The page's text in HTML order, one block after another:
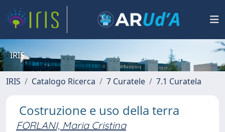
IRIS
IRIS Catalogo Ricerca 7 Curatele 7.1 Curatela
Costruzione e uso della terra
FORLANI, Maria Cristina